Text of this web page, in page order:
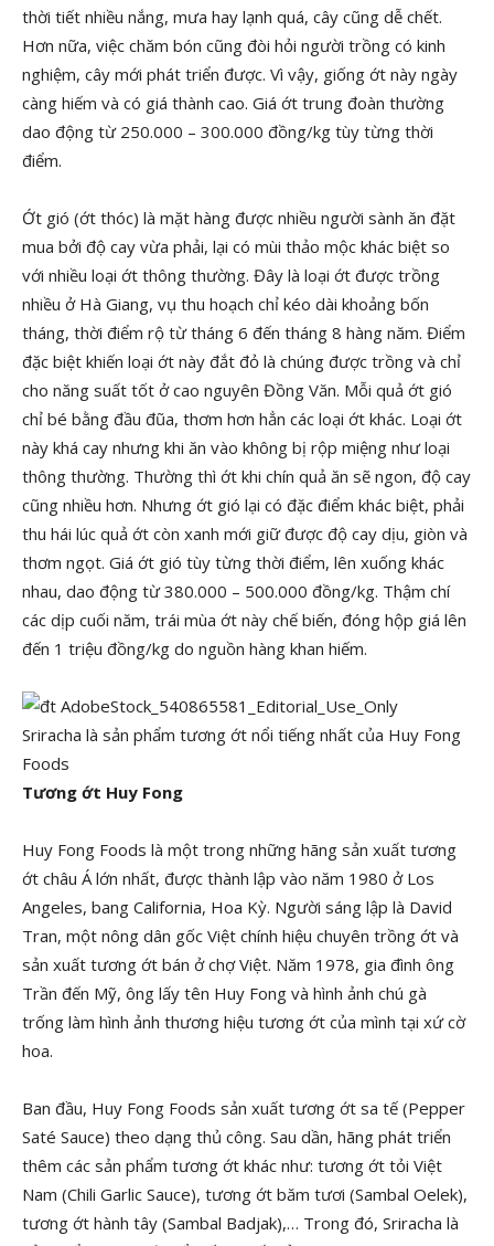
thời tiết nhiều nắng, mưa hay lạnh quá, cây cũng dễ chết.
Hơn nữa, việc chăm bón cũng đòi hỏi người trồng có kinh
nghiệm, cây mới phát triển được. Vì vậy, giống ớt này ngày
càng hiếm và có giá thành cao. Giá ớt trung đoàn thường
dao động từ 250.000 – 300.000 đồng/kg tùy từng thời
điểm.
Ớt gió (ớt thóc) là mặt hàng được nhiều người sành ăn đặt
mua bởi độ cay vừa phải, lại có mùi thảo mộc khác biệt so
với nhiều loại ớt thông thường. Đây là loại ớt được trồng
nhiều ở Hà Giang, vụ thu hoạch chỉ kéo dài khoảng bốn
tháng, thời điểm rộ từ tháng 6 đến tháng 8 hàng năm. Điểm
đặc biệt khiến loại ớt này đắt đỏ là chúng được trồng và chỉ
cho năng suất tốt ở cao nguyên Đồng Văn. Mỗi quả ớt gió
chỉ bé bằng đầu đũa, thơm hơn hẳn các loại ớt khác. Loại ớt
này khá cay nhưng khi ăn vào không bị rộp miệng như loại
thông thường. Thường thì ớt khi chín quả ăn sẽ ngon, độ cay
cũng nhiều hơn. Nhưng ớt gió lại có đặc điểm khác biệt, phải
thu hái lúc quả ớt còn xanh mới giữ được độ cay dịu, giòn và
thơm ngọt. Giá ớt gió tùy từng thời điểm, lên xuống khác
nhau, dao động từ 380.000 – 500.000 đồng/kg. Thậm chí
các dịp cuối năm, trái mùa ớt này chế biến, đóng hộp giá lên
đến 1 triệu đồng/kg do nguồn hàng khan hiếm.
Sriracha là sản phẩm tương ớt nổi tiếng nhất của Huy Fong
Foods
Tương ớt Huy Fong
Huy Fong Foods là một trong những hãng sản xuất tương
ớt châu Á lớn nhất, được thành lập vào năm 1980 ở Los
Angeles, bang California, Hoa Kỳ. Người sáng lập là David
Tran, một nông dân gốc Việt chính hiệu chuyên trồng ớt và
sản xuất tương ớt bán ở chợ Việt. Năm 1978, gia đình ông
Trần đến Mỹ, ông lấy tên Huy Fong và hình ảnh chú gà
trống làm hình ảnh thương hiệu tương ớt của mình tại xứ cờ
hoa.
Ban đầu, Huy Fong Foods sản xuất tương ớt sa tế (Pepper
Saté Sauce) theo dạng thủ công. Sau dần, hãng phát triển
thêm các sản phẩm tương ớt khác như: tương ớt tỏi Việt
Nam (Chili Garlic Sauce), tương ớt băm tươi (Sambal Oelek),
tương ớt hành tây (Sambal Badjak),… Trong đó, Sriracha là